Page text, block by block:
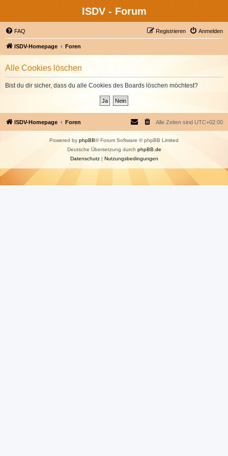
ISDV - Forum
FAQ Anmelden
Registrieren
ISDV-Homepage Foren
Alle Cookies löschen
Bist du dir sicher, dass du alle Cookies des Boards löschen möchtest?
ISDV-Homepage Foren Alle Zeiten sind UTC+02:00
Powered by phpBB® Forum Software © phpBB Limited
Deutsche Übersetzung durch phpBB.de
Datenschutz| Nutzungsbedingungen